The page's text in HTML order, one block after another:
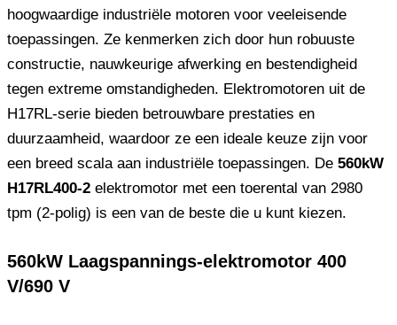
hoogwaardige industriële motoren voor veeleisende
toepassingen. Ze kenmerken zich door hun robuuste
constructie, nauwkeurige afwerking en bestendigheid
tegen extreme omstandigheden. Elektromotoren uit de
H17RL-serie bieden betrouwbare prestaties en
duurzaamheid, waardoor ze een ideale keuze zijn voor
een breed scala aan industriële toepassingen. De 560kW
H17RL400-2 elektromotor met een toerental van 2980
tpm (2-polig) is een van de beste die u kunt kiezen.
560kW Laagspannings-elektromotor 400
V/690 V